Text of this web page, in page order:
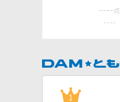
---- 点
----
1